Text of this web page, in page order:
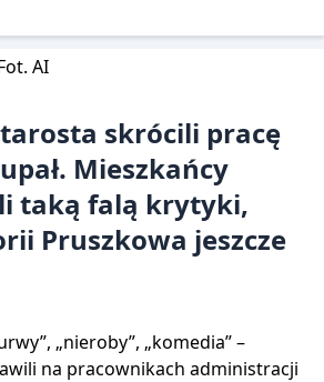
skrócili pracę
Mieszkańcy
taką falą krytyki,
Pruszkowa jeszcze
„nieroby”, „komedia” –
na pracownikach administracji